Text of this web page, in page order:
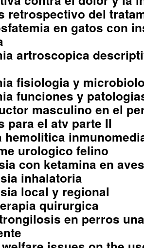
retrospectivo del
en gatos con
artroscopica
fisiologia y
funciones y
masculino en el
para el atv parte II
hemolitica
urologico felino
con ketamina en
inhalatoria
local y regional
quirurgica
en perros